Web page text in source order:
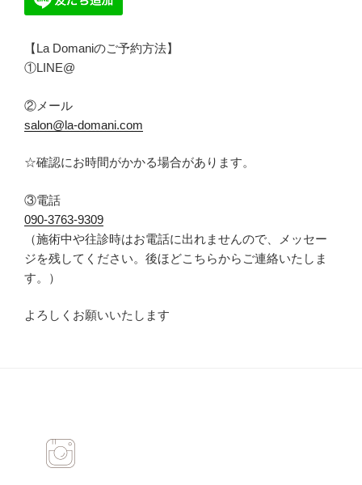
【La Domaniのご予約方法】
①LINE@
②メール
salon@la-domani.com
☆確認にお時間がかかる場合があります。
③電話
090-3763-9309
（施術中や往診時はお電話に出れませんので、メッセー
ジを残してください。後ほどこちらからご連絡いたしま
す。
）
よろしくお願いいたします